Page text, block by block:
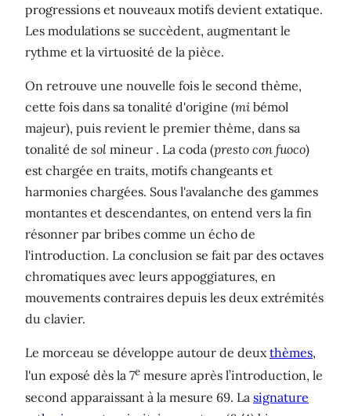
progressions et nouveaux motifs devient extatique.
Les modulations se succèdent, augmentant le
rythme et la virtuosité de la pièce.
On retrouve une nouvelle fois le second thème,
cette fois dans sa tonalité d'origine (mi bémol
majeur), puis revient le premier thème, dans sa
tonalité de sol mineur . La coda (presto con fuoco)
est chargée en traits, motifs changeants et
harmonies chargées. Sous l'avalanche des gammes
montantes et descendantes, on entend vers la fin
résonner par bribes comme un écho de
l'introduction. La conclusion se fait par des octaves
chromatiques avec leurs appoggiatures, en
mouvements contraires depuis les deux extrémités
du clavier.
Le morceau se développe autour de deuxthèmes,
l'un exposé dès la 7e mesure après l’introduction, le
second apparaissant à la mesure 69. La signature